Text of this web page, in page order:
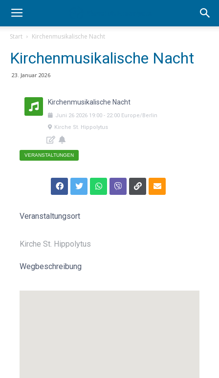
Start Kirchenmusikalische Nacht
Kirchenmusikalische Nacht
23. Januar 2026
Kirchenmusikalische Nacht
Juni 26 2026 19:00 - 22:00 Europe/Berlin
Kirche St. Hippolytus
VERANSTALTUNGEN
Veranstaltungsort
Kirche St. Hippolytus
Wegbeschreibung